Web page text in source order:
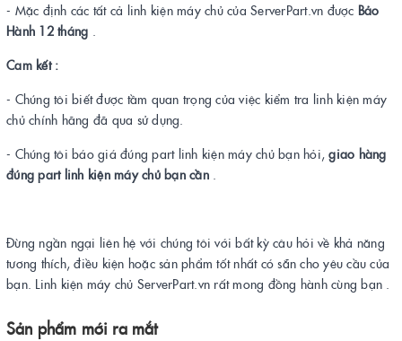
- Mặc định các tất cả linh kiện máy chủ của ServerPart.vn được Bảo
Hành 12 tháng .
Cam kết :
- Chúng tôi biết được tầm quan trọng của việc kiểm tra linh kiện máy
chủ chính hãng đã qua sử dụng.
- Chúng tôi báo giá đúng part linh kiện máy chủ bạn hỏi,giao hàng
đúng part linh kiện máy chủ bạn cần.
Đừng ngần ngại liên hệ với chúng tôi với bất kỳ câu hỏi về khả năng
tương thích, điều kiện hoặc sản phẩm tốt nhất có sẵn cho yêu cầu của
bạn. Linh kiện máy chủ ServerPart.vn rất mong đồng hành cùng bạn .
Sản phẩm mới ra mắt